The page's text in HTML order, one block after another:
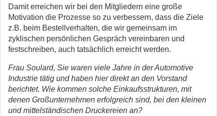
Damit erreichen wir bei den Mitgliedern eine große
Motivation die Prozesse so zu verbessern, dass die Ziele
z.B. beim Bestellverhalten, die wir gemeinsam im
zyklischen persönlichen Gespräch vereinbaren und
festschreiben, auch tatsächlich erreicht werden.
Frau Soulard, Sie waren viele Jahre in der Automotive
Industrie tätig und haben hier direkt an den Vorstand
berichtet. Wie kommen solche Einkaufsstrukturen, mit
denen Großunternehmen erfolgreich sind, bei den kleinen
und mittelständischen Druckereien an?